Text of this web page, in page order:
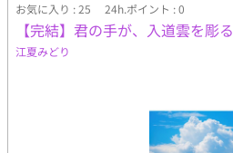
お気に入り : 25 24h.ポイント : 0
【完結】君の手が、入道雲を彫る
江夏みどり